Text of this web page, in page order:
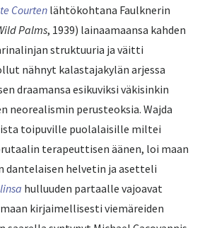
Courten lähtökohtana Faulknerin
Palms, 1939) lainaamaansa kahden
struktuuria ja väitti
nähnyt kalastajakylän arjessa
draamansa esikuviksi väkisinkin
neorealismin perusteoksia. Wajda
toipuville puolalaisille miltei
terapeuttisen äänen, loi maan
dantelaisen helvetin ja asetteli
hulluuden partaalle vajoavat
kirjaimellisesti viemäreiden